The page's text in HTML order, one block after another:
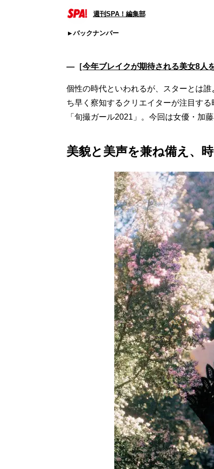
週刊SPA！編集部
バックナンバー
―［今年ブレイクが期待される美女8人
個性の時代といわれるが、スターとは
ち早く察知するクリエイターが注目す
「旬撮ガール2021」。今回は女優・加
美貌と美声を兼ね備え、